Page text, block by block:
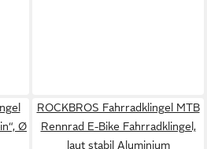
Ø
ROCKBROS Fahrradklingel MTB
Rennrad E-Bike Fahrradklingel,
laut stabil Aluminium